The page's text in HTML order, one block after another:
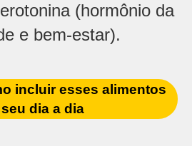
(hormônio da
e bem-estar).
incluir esses alimentos
dia a dia